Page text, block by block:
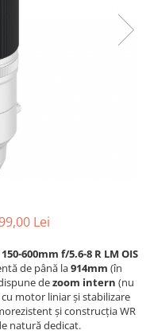
Lei
600mm f/5.6-8 R LM OIS
de până la914mm (în
dezoom intern (nu
motor liniar și stabilizare
și construcția WR
natură dedicat.